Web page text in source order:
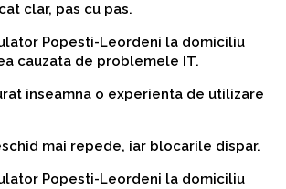
clar, pas cu pas.
Popesti-Leordeni la domiciliu
cauzata de problemele IT.
inseamna o experienta de utilizare
mai repede, iar blocarile dispar.
Popesti-Leordeni la domiciliu